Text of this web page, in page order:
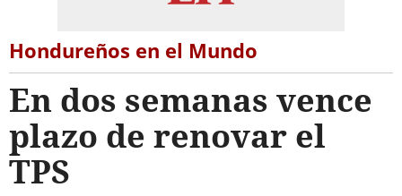
Hondureños en el Mundo
En dos semanas vence
plazo de renovar el
TPS